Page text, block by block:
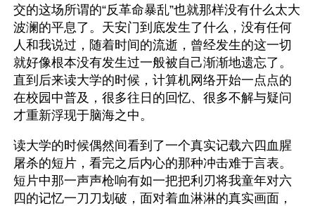
交的这场所谓的“反革命暴乱”也就那样没有什么太大
波澜的平息了。天安门到底发生了什么，没有任何
人和我说过，随着时间的流逝，曾经发生的这一切
就好像根本没有发生过一般被自己渐渐地遗忘了。
直到后来读大学的时候，计算机网络开始一点点的
在校园中普及，很多往日的回忆、很多不解与疑问
才重新浮现于脑海之中。
读大学的时候偶然间看到了一个真实记载六四血腥
屠杀的短片，看完之后内心的那种冲击难于言表。
短片中那一声声枪响有如一把把利刃将我童年对六
四的记忆一刀刀划破，面对着血淋淋的真实画面，